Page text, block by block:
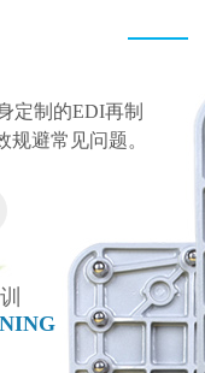
定制的EDI再制
避常见问题。